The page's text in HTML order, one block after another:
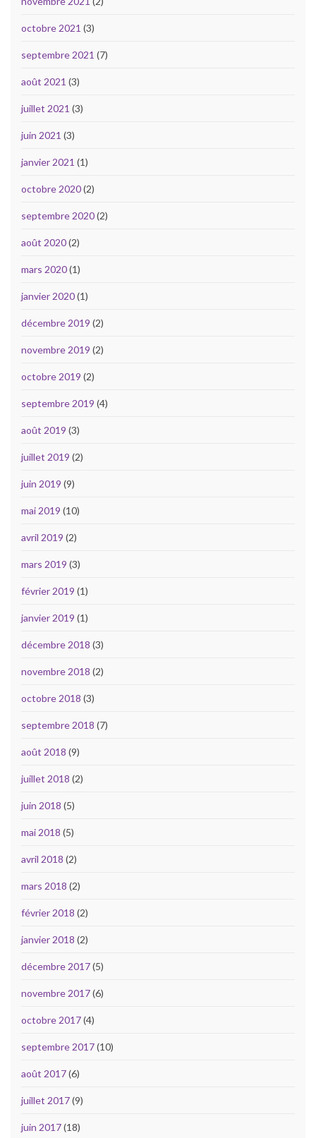
octobre 2021 (3)
septembre 2021 (7)
août 2021 (3)
juillet 2021 (3)
juin 2021 (3)
janvier 2021 (1)
octobre 2020(2)
septembre 2020(2)
août 2020(2)
mars 2020(1)
janvier 2020(1)
décembre 2019 (2)
novembre 2019 (2)
octobre 2019 (2)
septembre 2019 (4)
août 2019 (3)
juillet 2019 (2)
juin 2019 (9)
mai 2019 (10)
avril 2019 (2)
mars 2019 (3)
février 2019 (1)
janvier 2019 (1)
décembre 2018 (3)
novembre 2018 (2)
octobre 2018 (3)
septembre 2018 (7)
août 2018 (9)
juillet 2018 (2)
juin 2018 (5)
mai 2018 (5)
avril 2018 (2)
mars 2018 (2)
février 2018 (2)
janvier 2018 (2)
décembre 2017(5)
novembre 2017(6)
octobre 2017(4)
septembre 2017(10)
août 2017(6)
juillet 2017(9)
juin 2017(18)